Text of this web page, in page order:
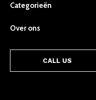
Categorieën
Over ons
CALL US